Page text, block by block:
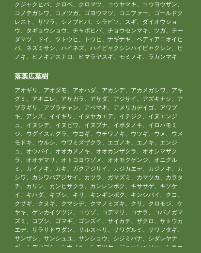
クジャクヒバ、クロベ、クロマツ、コウヤマキ、コウヨウザン、
コノテガシワ、コメツガ、ゴヨウマツ、コニファー、ゴールドク
レスト、サワラ、シノブヒバ、シラビソ、スギ、ダイオウショ
ウ、タギョウショウ、チャボヒバ、チョウセンマキ、ツガ、テー
ダマツ、ドイ、ツトウヒ、トウヒ、ナギナギ、ペディアニオイヒ
バ、ネズミサシ、ハイネズ、ハイビャクシンハイビャクシン、ヒ
ノキ、ヒノキアスナロ、ヒマラヤスギ、モミノキ、ラカンマキ
落葉広葉樹
アオギリ、アオダモ、アオハダ、アカシデ、アカメガシワ、アキ
グミ、アキニレ、アサガラ、アサダ、アジサイ、アズキナシ、ア
ブラギリ、アブラチャン、アベマキ、アメリカデイゴ、アワブ
キ、アンズ、イイギリ、イタヤカエデ、イチジク、イヌエンジ
ュ、イヌシデ、イヌビワ、イヌブナ、イボタノキ、イロハモミ
ジ、ウグイスカグラ、ウコギ、ウチワノキ、ウツギ、ウメ、ウメ
モドキ、ウルシ、ウワミズザクラ、エゴノキ、エノキ、エンジ
ュ、オウバイ、オオカメノキ、オオカンザクラ、オオシマザク
ラ、オオデマリ、オトコヨウゾメ、オオモクゲンジ、オニグル
ミ、カイノキ、カキ、ガクアジサイ、カジカエデ、カジノキ、カ
シワ、カシワバアジサイ、カツラ、ガマズミ、カマツカ、カラタ
チ、カリン、カンヒザクラ、カンレンボク、キササゲ、キソケ
イ、キハダ、キブシ、キリ、キンギンボク、キンシバイ、クコ、
クサギ、クヌギ、クマシデ、クマノミズキ、クリ、クロモジ、ケ
ヤキ、ゲンカイツツジ、コウゾ、コデマリ、コナラ、コバノガマ
ズミ、コブシ、ゴマギ、ゴンズイ、サイカチ、ザクロ、サトウカ
エデ、サラサドウダン、サルスベリ、サワグルミ、サワフタギ、
サンザシ、サンシュユ、サンショウ、シジミバナ、シダレヤナ
ギ、シデコブシ、シナノキ、シモツケ、ジューンベリー、シラカ